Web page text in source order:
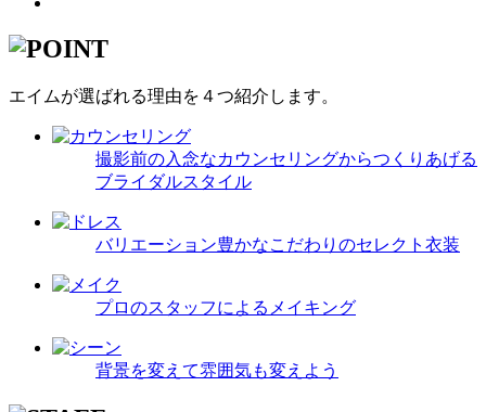
エイムが選ばれる理由を４つ紹介します。
撮影前の入念なカウンセリングからつくりあげる
ブライダルスタイル
バリエーション豊かなこだわりのセレクト衣装
プロのスタッフによるメイキング
背景を変えて雰囲気も変えよう